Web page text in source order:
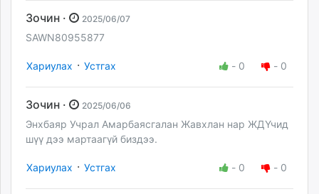
Зочин · 2025/06/07
SAWN80955877
Хариулах · Устгах - 0 - 0
Зочин · 2025/06/06
Энхбаяр Учрал Амарбаясгалан Жавхлан нар ЖДҮчид
шүү дээ мартаагүй биздээ.
Хариулах · Устгах - 0 - 0